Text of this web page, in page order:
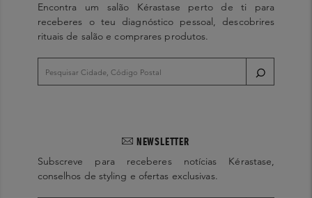
Encontra um salão Kérastase perto de ti para
receberes o teu diagnóstico pessoal, descobrires
rituais de salão e comprares produtos.
NEWSLETTER
Subscreve para receberes notícias Kérastase,
conselhos de styling e ofertas exclusivas.